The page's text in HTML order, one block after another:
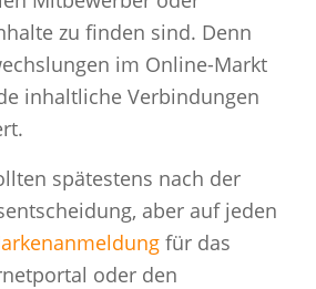
zu finden sind. Denn
im Online-Markt
inhaltliche Verbindungen
spätestens nach der
aber auf jeden
für das
oder den